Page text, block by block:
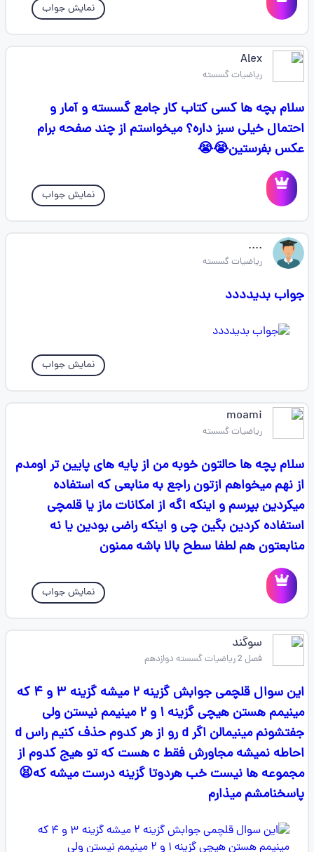
نمایش جواب
Alex
ریاضیات گسسته
سلام بچه ها کسی کتاب کار جامع گسسته و آمار و
احتمال خیلی سبز داره؟ میخواستم از چند صفحه برام
عکس بفرستین😭😭
نمایش جواب
....
ریاضیات گسسته
جواب بدیدددد
نمایش جواب
moami
ریاضیات گسسته
سلام پچه ها حالتون خوبه من از پایه های پایین تر اومدم
از نهم میخواهم ازتون راجع به منابعی که استفاده
میکردین بپرسم و اینکه اگه از امکانات ماز یا قلمچی
استفاده کردین بگین چی و اینکه راضی بودین یا نه
منابعتون هم لطفا سطح بالا باشه ممنون
نمایش جواب
سوگند
فصل 2 ریاضیات گسسته دوازدهم
اين سوال قلچمى جوابش گزينه ۲ میشه گزينه ۳ و ۴ كه
مينيمم هستن هيچى گزينه ۱ و ۲ مينيمم نيستن ولى
جفتشونم مينيمالن اگر d رو از هر كدوم حذف كنيم راس d
احاطه نميشه مجاورش فقط c هست كه تو هيج كدوم از
مجموعه ها نیست خب هردوتا گزينه درست ميشه كه😫
پاسخنامشم میذارم